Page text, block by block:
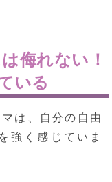
侮れない！
いる
は、自分の自由
強く感じていま